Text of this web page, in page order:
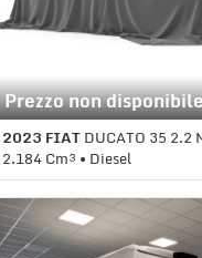
Prezzo non
2023 FIATDUCATO 35 2.2 MJT
2.184 Cm³ • Diesel
1 Km • Cambio Manuale •
pastello